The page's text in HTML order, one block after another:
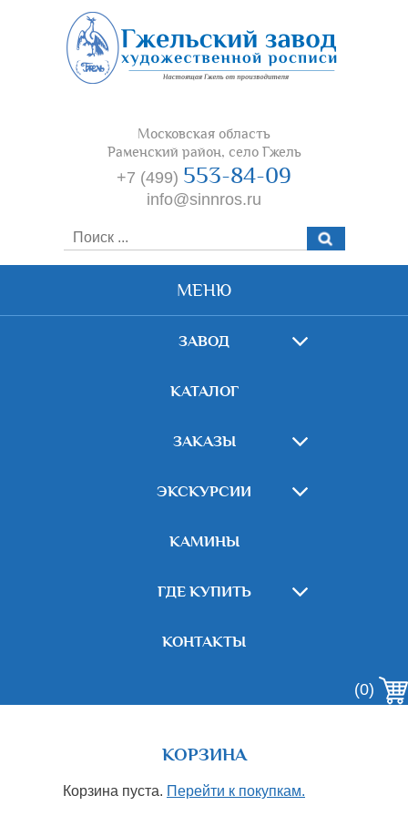
Московская область
Раменский район, село Гжель
+7 (499) 553-84-09
info@sinnros.ru
МЕНЮ
ЗАВОД
КАТАЛОГ
ЗАКАЗЫ
ЭКСКУРСИИ
КАМИНЫ
ГДЕ КУПИТЬ
КОНТАКТЫ
(0)
КОРЗИНА
Корзина пуста. Перейти к покупкам.